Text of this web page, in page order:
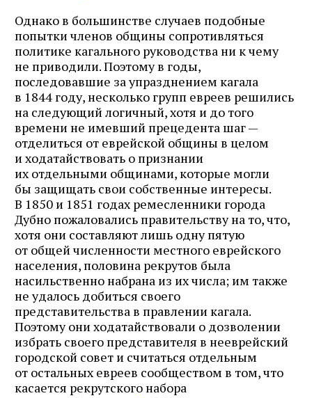
Однако в большинстве случаев подобные
попытки членов общины сопротивляться
политике кагального руководства ни к чему
не приводили. Поэтому в годы,
последовавшие за упразднением кагала
в 1844 году, несколько групп евреев решились
на следующий логичный, хотя и до того
времени не имевший прецедента шаг —
отделиться от еврейской общины в целом
и ходатайствовать о признании
их отдельными общинами, которые могли
бы защищать свои собственные интересы.
В 1850 и 1851 годах ремесленники города
Дубно пожаловались правительству на то, что,
хотя они составляют лишь одну пятую
от общей численности местного еврейского
населения, половина рекрутов была
насильственно набрана из их числа; им также
не удалось добиться своего
представительства в правлении кагала.
Поэтому они ходатайствовали о дозволении
избрать своего представителя в нееврейский
городской совет и считаться отдельным
от остальных евреев сообществом в том, что
касается рекрутского набора